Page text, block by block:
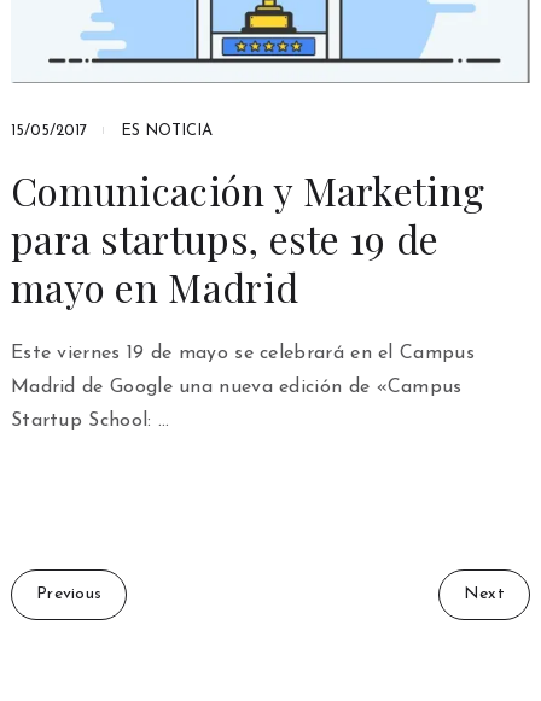
15/05/2017 ES NOTICIA
Comunicación y Marketing
para startups, este 19 de
mayo en Madrid
Este viernes 19 de mayo se celebrará en el Campus
Madrid de Google una nueva edición de «Campus
Startup School: …
Previous Next